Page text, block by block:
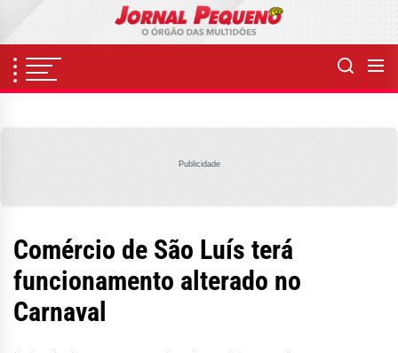
content
Publicidade
Comércio de São Luís terá
funcionamento alterado no
Carnaval